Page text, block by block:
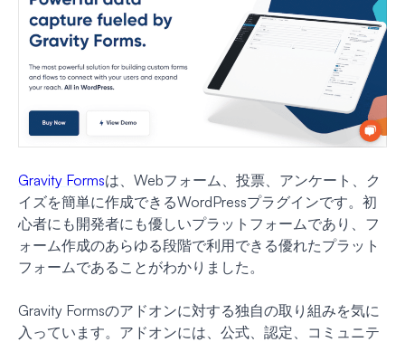
Gravity Formsは、Webフォーム、投票、アンケート、ク
イズを簡単に作成できるWordPressプラグインです。初
心者にも開発者にも優しいプラットフォームであり、フ
ォーム作成のあらゆる段階で利用できる優れたプラット
フォームであることがわかりました。
Gravity Formsのアドオンに対する独自の取り組みを気に
入っています。アドオンには、公式、認定、コミュニテ